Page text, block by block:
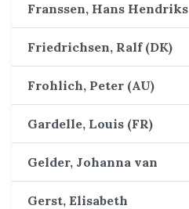
Franssen, Hans Hendriks
Friedrichsen, Ralf (DK)
Frohlich, Peter (AU)
Gardelle, Louis (FR)
Gelder, Johanna van
Gerst, Elisabeth